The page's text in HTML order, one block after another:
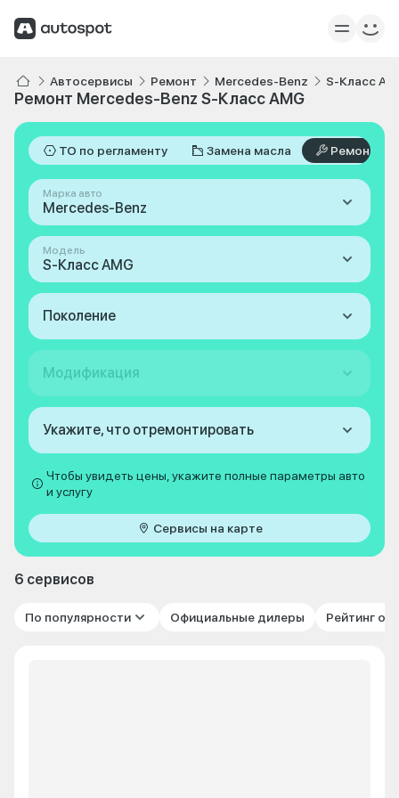
Автосервисы Ремонт Mercedes-Benz S-Класс
Ремонт Mercedes-Benz S-Класс AMG
ТО по регламенту Замена масла Ремонт
Марка авто
Mercedes-Benz
Модель
S-Класс AMG
Поколение
Модификация
Укажите, что отремонтировать
Чтобы увидеть цены, укажите полные параметры авто
и услугу
Сервисы на карте
6 сервисов
По популярности Официальные дилеры Рейтинг